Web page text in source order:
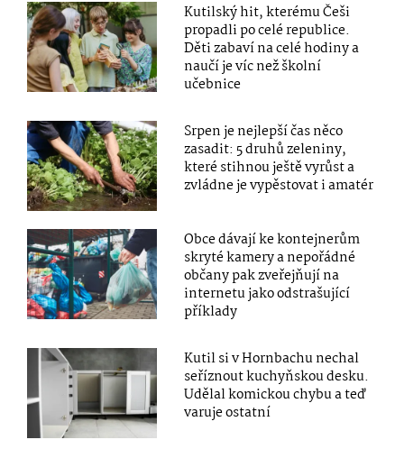
Kutilský hit, kterému Češi
propadli po celé republice.
Děti zabaví na celé hodiny a
naučí je víc než školní
učebnice
Srpen je nejlepší čas něco
zasadit: 5 druhů zeleniny,
které stihnou ještě vyrůst a
zvládne je vypěstovat i amatér
Obce dávají ke kontejnerům
skryté kamery a nepořádné
občany pak zveřejňují na
internetu jako odstrašující
příklady
Kutil si v Hornbachu nechal
seříznout kuchyňskou desku.
Udělal komickou chybu a teď
varuje ostatní